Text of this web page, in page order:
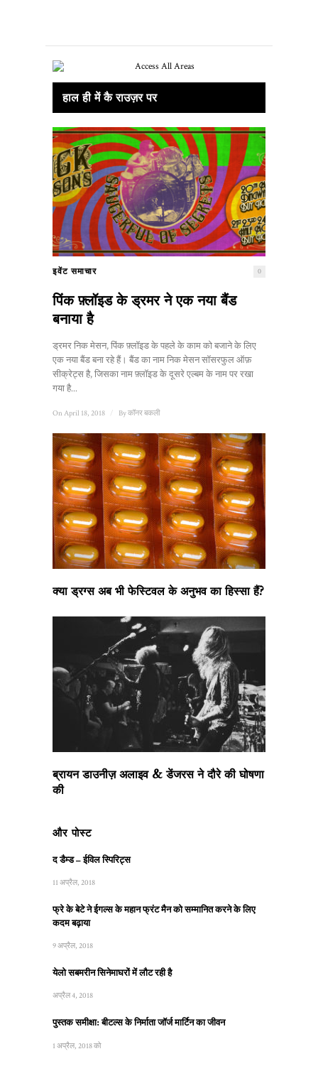
हाल ही में कै राउज़र पर
इवेंट समाचार 0
पिंक फ़्लॉइड के ड्रमर ने एक नया बैंड
बनाया है
ड्रमर निक मेसन, पिंक फ़्लॉइड के पहले के काम को बजाने के लिए
एक नया बैंड बना रहे हैं। बैंड का नाम निक मेसन सॉसरफुल ऑफ़
सीक्रेट्स है, जिसका नाम फ़्लॉइड के दूसरे एल्बम के नाम पर रखा
गया है...
On April 18, 2018 Byकॉनर बकली
क्या ड्रग्स अब भी फेस्टिवल के अनुभव का हिस्सा हैं?
ब्रायन डाउनीज़ अलाइव & डेंजरस ने दौरे की घोषणा
की
और पोस्ट
द डैम्ड – ईविल स्पिरिट्स
11 अप्रैल, 2018
फ्रे के बेटे ने ईगल्स के महान फ्रंट मैन को सम्मानित करने के लिए
कदम बढ़ाया
9 अप्रैल, 2018
येलो सबमरीन सिनेमाघरों में लौट रही है
अप्रैल 4, 2018
पुस्तक समीक्षा: बीटल्स के निर्माता जॉर्ज मार्टिन का जीवन
1 अप्रैल, 2018 को